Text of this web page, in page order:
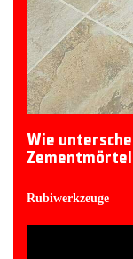
Wie
Rubiwerkzeuge